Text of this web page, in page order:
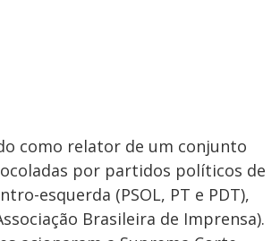
como relator de um conjunto
por partidos políticos de
esquerda (PSOL, PT e PDT),
Brasileira de Imprensa).